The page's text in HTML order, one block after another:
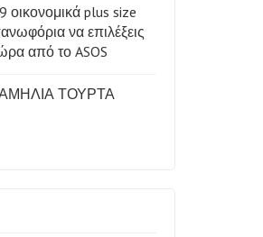
οικονομικά plus size
να επιλέξεις
από το ASOS
ΤΟΥΡΤΑ